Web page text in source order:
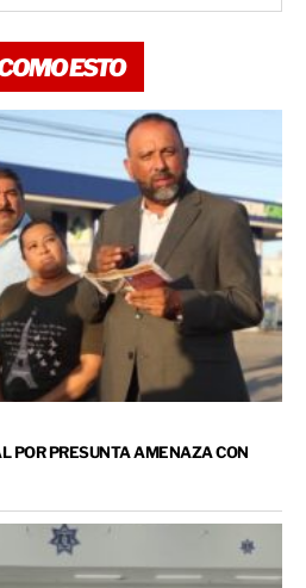
ESTO
POR PRESUNTA AMENAZA CON